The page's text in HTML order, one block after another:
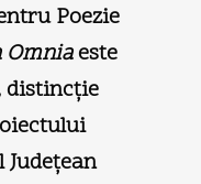
Poezie
Omniaeste
distincţie